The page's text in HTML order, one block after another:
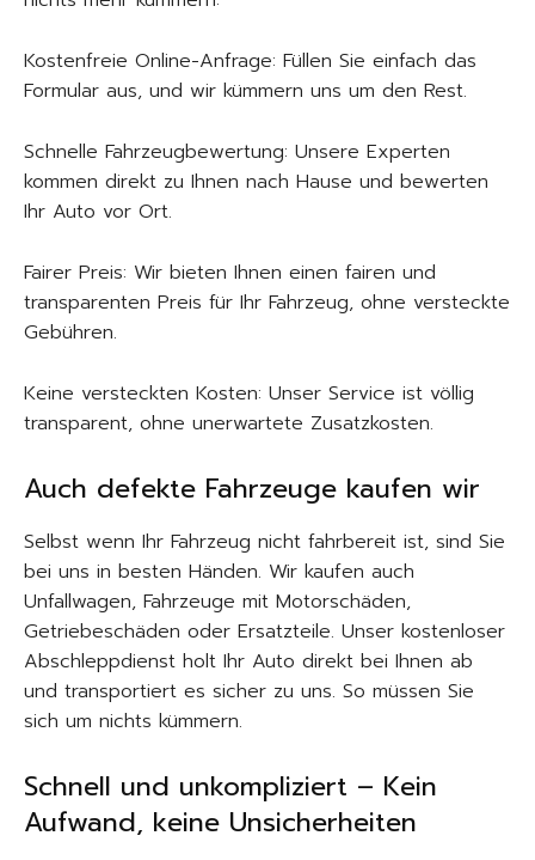
Kostenfreie Online-Anfrage: Füllen Sie einfach das
Formular aus, und wir kümmern uns um den Rest.
Schnelle Fahrzeugbewertung: Unsere Experten
kommen direkt zu Ihnen nach Hause und bewerten
Ihr Auto vor Ort.
Fairer Preis: Wir bieten Ihnen einen fairen und
transparenten Preis für Ihr Fahrzeug, ohne versteckte
Gebühren.
Keine versteckten Kosten: Unser Service ist völlig
transparent, ohne unerwartete Zusatzkosten.
Auch defekte Fahrzeuge kaufen wir
Selbst wenn Ihr Fahrzeug nicht fahrbereit ist, sind Sie
bei uns in besten Händen. Wir kaufen auch
Unfallwagen, Fahrzeuge mit Motorschäden,
Getriebeschäden oder Ersatzteile. Unser kostenloser
Abschleppdienst holt Ihr Auto direkt bei Ihnen ab
und transportiert es sicher zu uns. So müssen Sie
sich um nichts kümmern.
Schnell und unkompliziert – Kein
Aufwand, keine Unsicherheiten